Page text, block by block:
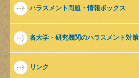
ハラスメント問題・情報ボックス
各大学・研究機関のハラスメント対策
リンク